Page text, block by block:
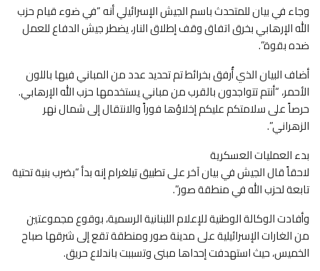
وجاء في بيان للمتحدث باسم الجيش الإسرائيلي أنه “في ضوء قيام حزب
الله الإرهابي بخرق اتفاق وقف إطلاق النار، يضطر جيش الدفاع للعمل
ضده بقوة”.
أضاف البيان الذي أُرفق بخرائط تم تحديد عدد من المباني فيها باللون
الأحمر، “أنتم تتواجدون بالقرب من مباني يستخدمها حزب الله الإرهابي.
حرصاً على سلامتكم عليكم إخلاؤها فوراً والانتقال إلى شمال نهر
الزهراني”.
بدء العمليات العسكرية
لاحقاً قال الجيش في بيان آخر على تطبيق تيلغرام إنه بدأ “بضرب بنية تحتية
تابعة لحزب الله في منطقة صور”.
وأفادت الوكالة الوطنية للإعلام اللبنانية الرسمية، بوقوع مجموعتين
من الغارات الإسرائيلية على مدينة صور ومنطقة تقع إلى شرقها صباح
الخميس، حيث استهدفت إحداها مبنى وتسببت باندلاع حريق.